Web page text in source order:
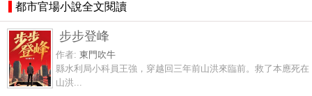
都市官場小說全文閱讀
步步登峰
作者: 東門吹牛
縣水利局小科員王強，穿越回三年前山洪來臨前。救了本應死在
山洪...